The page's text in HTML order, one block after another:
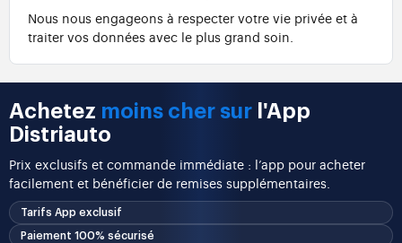
Nous nous engageons à respecter votre vie privée et à
traiter vos données avec le plus grand soin.
Achetez moins cher sur l'App
Distriauto
Prix exclusifs et commande immédiate : l’app pour acheter
facilement et bénéficier de remises supplémentaires.
Tarifs App exclusif
Paiement 100% sécurisé